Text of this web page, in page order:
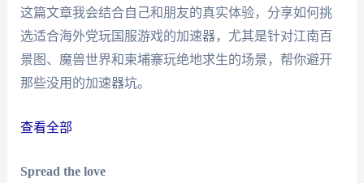
这篇文章我会结合自己和朋友的真实体验，分享如何挑
选适合海外党玩国服游戏的加速器，尤其是针对江南百
景图、魔兽世界和柬埔寨玩绝地求生的场景，帮你避开
那些没用的加速器坑。
查看全部
Spread the love